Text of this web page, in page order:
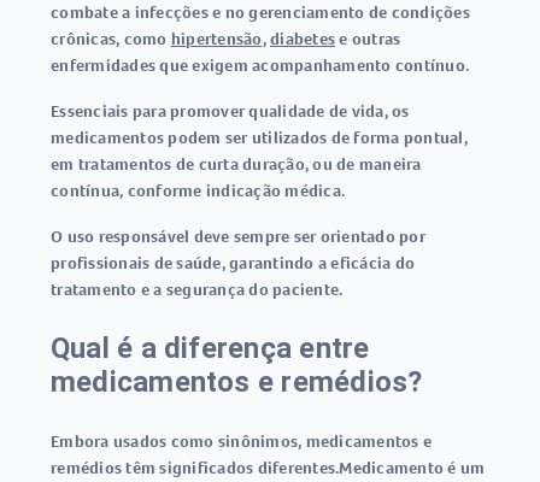
combate a infecções e no gerenciamento de condições
crônicas, como hipertensão,diabetese outras
enfermidades que exigem acompanhamento contínuo.
Essenciais para promover qualidade de vida, os
medicamentos podem ser utilizados de forma pontual,
em tratamentos de curta duração, ou de maneira
contínua, conforme indicação médica.
O uso responsável deve sempre ser orientado por
profissionais de saúde, garantindo a eficácia do
tratamento e a segurança do paciente.
Qual é a diferença entre
medicamentos e remédios?
Embora usados como sinônimos, medicamentos e
remédiostêm significados diferentes.Medicamentoé um